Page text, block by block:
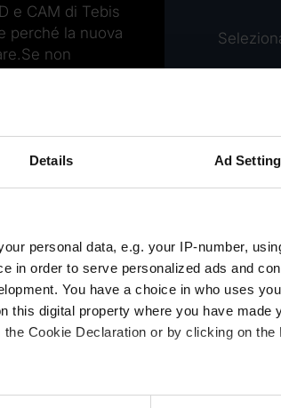
Details Ad
personal data, e.g. your IP-number,
in order to serve personalized ads and
You have a choice in who uses
this digital property where you have made
Cookie Declaration or by clicking on the
location which can be
e CAM di Tebis
perché la nuova
non
che non sia
CAD CAM